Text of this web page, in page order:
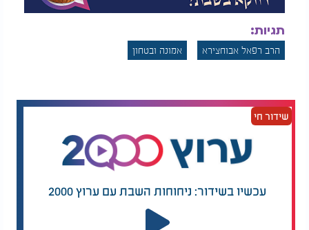
תגיות:
הרב רפאל אבוחצירא אמונה ובטחון
שידור חי
עכשיו בשידור: ניחוחות השבת עם ערוץ 2000